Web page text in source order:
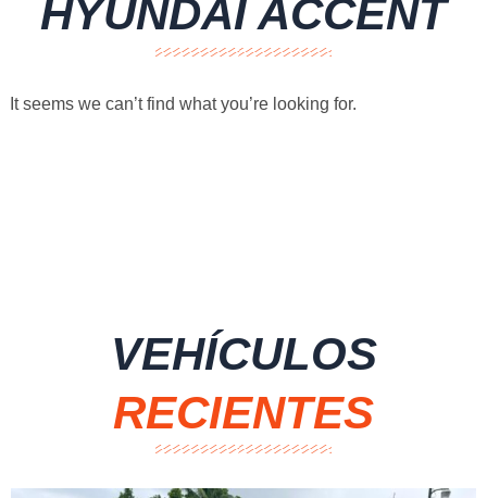
HYUNDAI ACCENT
It seems we can’t find what you’re looking for.
VEHÍCULOS
RECIENTES